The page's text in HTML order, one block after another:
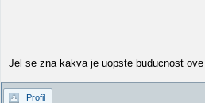
Jel se zna kakva je uopste buducnost
Profil